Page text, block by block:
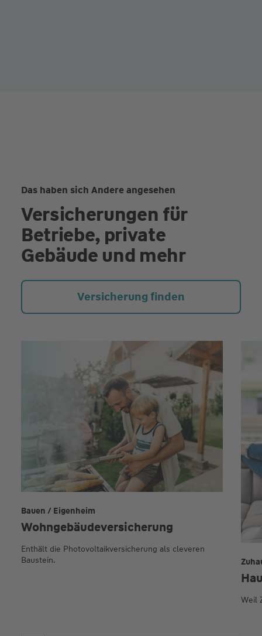
Das haben sich Andere angesehen
Versicherungen für
Betriebe, private
Gebäude und mehr
Versicherung finden
Wohngebäude­versicherung
Bauen / Eigenheim
Enthält die Photovoltaikversicherung als cleveren
Baustein.
Weil